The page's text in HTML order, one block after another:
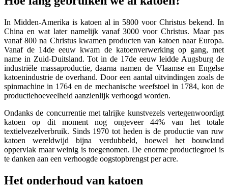
In Midden-Amerika is katoen al in 5800 voor Christus bekend. In
China en wat later namelijk vanaf 3000 voor Christus. Maar pas
vanaf 800 na Christus kwamen producten van katoen naar Europa.
Vanaf de 14de eeuw kwam de katoenverwerking op gang, met
name in Zuid-Duitsland. Tot in de 17de eeuw leidde Augsburg de
industriële massaproductie, daarna namen de Vlaamse en Engelse
katoenindustrie de overhand. Door een aantal uitvindingen zoals de
spinmachine in 1764 en de mechanische weefstoel in 1784, kon de
productiehoeveelheid aanzienlijk verhoogd worden.
Ondanks de concurrentie met talrijke kunstvezels vertegenwoordigt
katoen op dit moment nog ongeveer 44% van het totale
textielvezelverbruik. Sinds 1970 tot heden is de productie van ruw
katoen wereldwijd bijna verdubbeld, hoewel het bouwland
oppervlak maar weinig is toegenomen. De enorme productiegroei is
te danken aan een verhoogde oogstopbrengst per acre.
Het onderhoud van katoen